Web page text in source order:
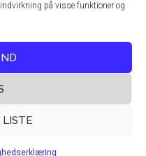
på visse funktioner og